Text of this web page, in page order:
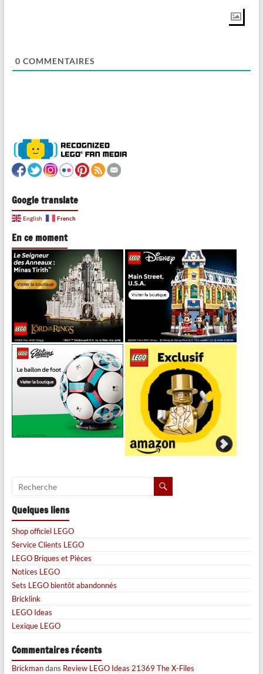
0 COMMENTAIRES
Google translate
English French
En ce moment
Quelques liens
Shop officiel LEGO
Service Clients LEGO
LEGO Briques et Pièces
Notices LEGO
Sets LEGO bientôt abandonnés
Bricklink
LEGO Ideas
Lexique LEGO
Commentaires récents
Brickmandans Review LEGO Ideas 21369 The X-Files